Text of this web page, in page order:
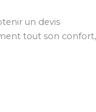
un devis
tout son confort,